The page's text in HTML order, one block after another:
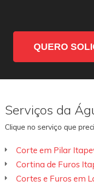
QUERO
Serviços da
Clique no serviço que
Corte em Pilar
Cortina de Furos
Cortes e Furos em